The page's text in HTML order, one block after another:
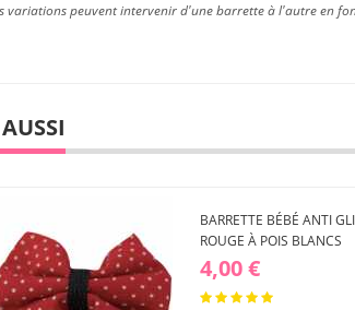
variations peuvent intervenir d'une barrette à l'autre en
BARRETTE BÉBÉ ANTI
ROUGE À POIS BLANCS
4,00 €